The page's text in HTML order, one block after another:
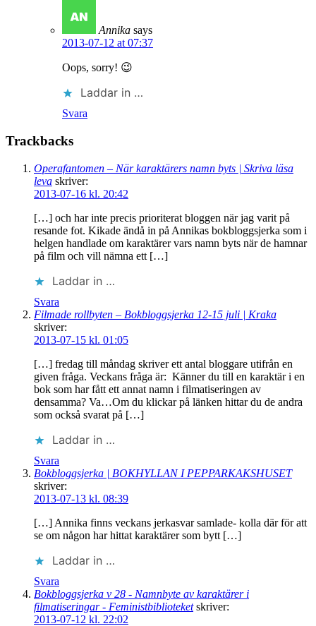
Annika says
2013-07-12 at 07:37
Oops, sorry! 😉
Laddar in …
Svara
Trackbacks
Operafantomen – När karaktärers namn byts | Skriva läsa
leva skriver:
2013-07-16 kl. 20:42
[…] och har inte precis prioriterat bloggen när jag varit på
resande fot. Kikade ändå in på Annikas bokbloggsjerka som i
helgen handlade om karaktärer vars namn byts när de hamnar
på film och vill nämna ett […]
Laddar in …
Svara
Filmade rollbyten – Bokbloggsjerka 12-15 juli | Kraka
skriver:
2013-07-15 kl. 01:05
[…] fredag till måndag skriver ett antal bloggare utifrån en
given fråga. Veckans fråga är: Känner du till en karaktär i en
bok som har fått ett annat namn i filmatiseringen av
densamma? Va…Om du klickar på länken hittar du de andra
som också svarat på […]
Laddar in …
Svara
Bokbloggsjerka | BOKHYLLAN I PEPPARKAKSHUSET
skriver:
2013-07-13 kl. 08:39
[…] Annika finns veckans jerkasvar samlade- kolla där för att
se om någon har hittat karaktärer som bytt […]
Laddar in …
Svara
Bokbloggsjerka v 28 - Namnbyte av karaktärer i
filmatiseringar - Feministbiblioteket skriver:
2013-07-12 kl. 22:02